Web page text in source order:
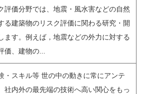
評価分野では、地震・風水害などの自然
る建築物のリスク評価に関わる研究・開
ます。例えば，地震などの外力に対する
価、建物の...
・スキル等 世の中の動きに常にアンテ
社内外の最先端の技術へ高い関心をもっ